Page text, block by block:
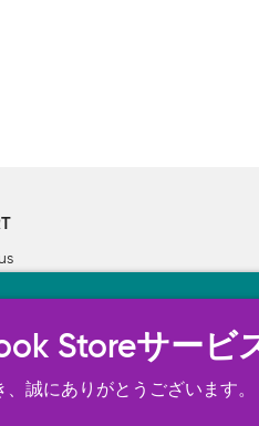
は正常に機能するためにいく
スの向上、広告宣伝のため
Storeサービ
誠にありがとうございます